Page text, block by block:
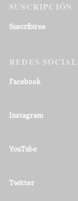
SUSCRIPCIÓN
Suscribirse
REDES
Facebook
Instagram
YouTube
Twitter